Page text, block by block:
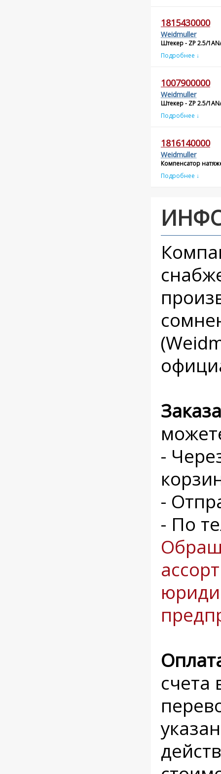
1815430000
Weidmuller
Штекер - ZP 2.5/
Подробнее ↓
1007900000
Weidmuller
Штекер - ZP 2.5/
Подробнее ↓
1816140000
Weidmuller
Компенсатор
Подробнее ↓
-
-
- По
счета